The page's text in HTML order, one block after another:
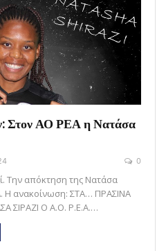
Στον ΑΟ ΡΕΑ η Νατάσα
0
Την απόκτηση της Νατάσα
Η ανακοίνωση: ΣΤΑ… ΠΡΑΣΙΝΑ
ΣΙΡΑΖΙ Ο Α.Ο. Ρ.Ε.Α.…